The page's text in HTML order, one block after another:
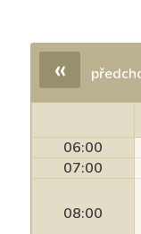
«
06:00
07:00
08:00